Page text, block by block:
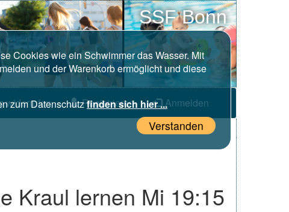
SSF Bonn
widerrufen Registrieren Anmelden
Kraul lernen Mi 19:15
Cookies wie ein Schwimmer das Wasser. Mit
und der Warenkorb ermöglicht und diese
zum Datenschutzfinden sich hier ...
Verstanden